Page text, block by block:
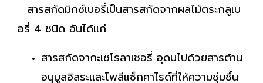
สารสกัดมิกซ์เบอรี่เป็นสารสกัดจากผลไม้ตระกลูเบ
อรี่ 4 ชนิด อันได้แก่
สารสกัดจากะเซโรลาเชอรี่ อุดมไปด้วยสารต้าน
อนุมูลอิสระและโพลีแซ็กคาไรด์ที่ให้ความชุ่มชื้น